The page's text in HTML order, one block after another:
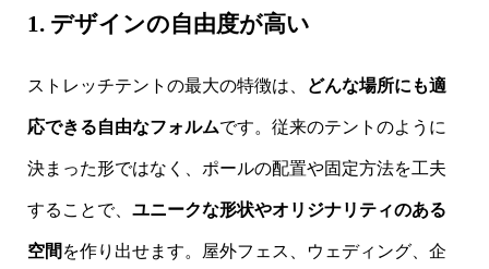
1. デザインの自由度が高い
ストレッチテントの最大の特徴は、 どんな場所にも適
応できる自由なフォルムです。従来のテントのように
決まった形ではなく、ポールの配置や固定方法を工夫
することで、 ユニークな形状やオリジナリティのある
空間 を作り出せます。屋外フェス、ウェディング、企